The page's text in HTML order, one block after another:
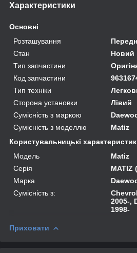
Характеристики
Основні
Розташування
Стан
Новий
Тип запчастини
Код запчастини
Тип техніки
Сторона установки
Лівий
Сумісність з маркою
Сумісність з моделлю
Matiz
Користувальницькі
Модель
Matiz
Серія
MATIZ
Марка
Сумісність з:
2005-,
1998-
Приховати